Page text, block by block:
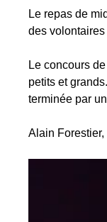
Le repas de
des
Le concours
petits et
terminée par
Alain